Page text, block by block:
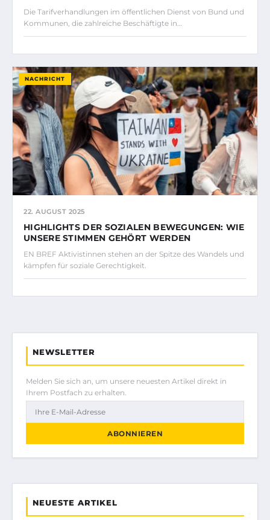
Die Tarifverhandlungen im öffentlichen Dienst von Bund und
Kommunen, die zahlreiche Beschäftigte in…
NACHRICHT
22. AUGUST 2025
HIGHLIGHTS DER SOZIALEN BEWEGUNGEN: WIE
UNSERE STIMMEN GEHÖRT WERDEN
EN BREF Aktivistinnen stehen an der Spitze des Wandels und
kämpfen für soziale Gerechtigkeit.
NEWSLETTER
Melden Sie sich an, um unsere neuesten Artikel direkt in
Ihrem Postfach zu erhalten.
ABONNIEREN
NEUESTE ARTIKEL